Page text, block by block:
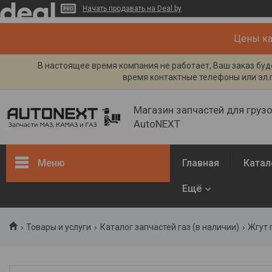
Начать продавать на Deal.by
Цены
В настоящее время компания не работает, Ваш заказ
время контактные телефоны или
Магазин запчастей для
AutoNEXT
Меню
Двигатель и его системы
Главная
Ещё
Товары и услуги Каталог запчастей газ (в наличии) Жгут